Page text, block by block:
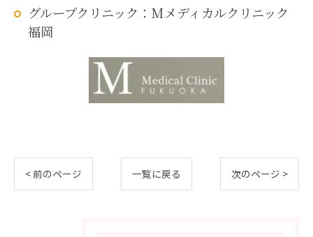
グループクリニック：Mメディカルクリニック
福岡
< 前のページ 一覧に戻る 次のページ >